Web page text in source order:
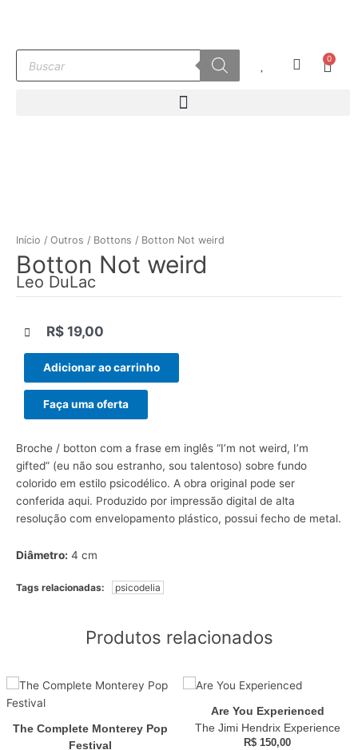
conteúdo
Pesquisar
produtos
0
Início / Outros / Bottons / Botton Not weird
Botton Not weird
Leo DuLac
R$ 19,00
Adicionar ao carrinho
Faça uma oferta
Broche / botton com a frase em inglês “I’m not weird, I’m
gifted” (eu não sou estranho, sou talentoso) sobre fundo
colorido em estilo psicodélico. A obra original pode ser
conferida aqui. Produzido por impressão digital de alta
resolução com envelopamento plástico, possui fecho de metal.
Diâmetro: 4 cm
Tags relacionadas: psicodelia
Produtos relacionados
The Complete Monterey Pop
Festival
Are You Experienced
The Jimi Hendrix Experience
R$ 150,00